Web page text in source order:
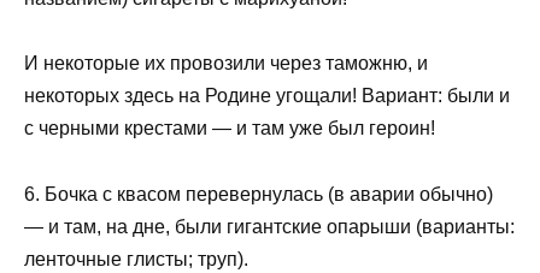
И некоторые их провозили через таможню, и
некоторых здесь на Родине угощали! Вариант: были и
с черными крестами — и там уже был героин!
6. Бочка с квасом перевернулась (в аварии обычно)
— и там, на дне, были гигантские опарыши (варианты:
ленточные глисты; труп).